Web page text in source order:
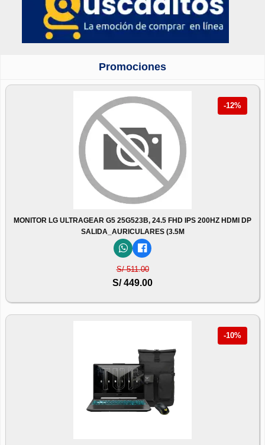
Promociones
-12%
MONITOR LG ULTRAGEAR G5 25G523B, 24.5 FHD IPS 200HZ HDMI DP
SALIDA_AURICULARES (3.5M
S/ 511.00
S/ 449.00
-10%